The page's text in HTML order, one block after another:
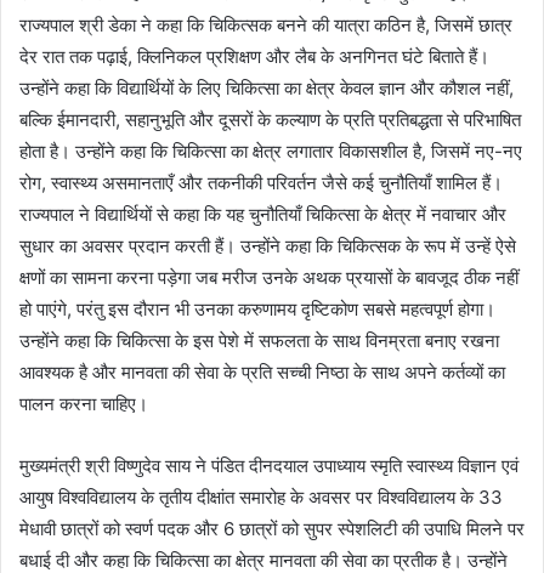
राज्यपाल श्री डेका ने कहा कि चिकित्सक बनने की यात्रा कठिन है, जिसमें छात्र
देर रात तक पढ़ाई, क्लिनिकल प्रशिक्षण और लैब के अनगिनत घंटे बिताते हैं।
उन्होंने कहा कि विद्यार्थियों के लिए चिकित्सा का क्षेत्र केवल ज्ञान और कौशल नहीं,
बल्कि ईमानदारी, सहानुभूति और दूसरों के कल्याण के प्रति प्रतिबद्धता से परिभाषित
होता है। उन्होंने कहा कि चिकित्सा का क्षेत्र लगातार विकासशील है, जिसमें नए-नए
रोग, स्वास्थ्य असमानताएँ और तकनीकी परिवर्तन जैसे कई चुनौतियाँ शामिल हैं।
राज्यपाल ने विद्यार्थियों से कहा कि यह चुनौतियाँ चिकित्सा के क्षेत्र में नवाचार और
सुधार का अवसर प्रदान करती हैं। उन्होंने कहा कि चिकित्सक के रूप में उन्हें ऐसे
क्षणों का सामना करना पड़ेगा जब मरीज उनके अथक प्रयासों के बावजूद ठीक नहीं
हो पाएंगे, परंतु इस दौरान भी उनका करुणामय दृष्टिकोण सबसे महत्वपूर्ण होगा।
उन्होंने कहा कि चिकित्सा के इस पेशे में सफलता के साथ विनम्रता बनाए रखना
आवश्यक है और मानवता की सेवा के प्रति सच्ची निष्ठा के साथ अपने कर्तव्यों का
पालन करना चाहिए।
मुख्यमंत्री श्री विष्णुदेव साय ने पंडित दीनदयाल उपाध्याय स्मृति स्वास्थ्य विज्ञान एवं
आयुष विश्वविद्यालय के तृतीय दीक्षांत समारोह के अवसर पर विश्वविद्यालय के 33
मेधावी छात्रों को स्वर्ण पदक और 6 छात्रों को सुपर स्पेशलिटी की उपाधि मिलने पर
बधाई दी और कहा कि चिकित्सा का क्षेत्र मानवता की सेवा का प्रतीक है। उन्होंने